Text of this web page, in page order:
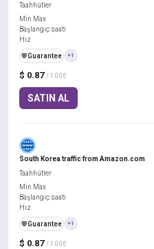
$ 0.87 / 1000
SATIN AL
Taahhütler
Min Max
Başlangıç saati
Hız
️🛡️Guarantee +1
South Korea traffic from Amazon.com
$ 0.87 / 1000
Taahhütler
Min Max
Başlangıç saati
Hız
️🛡️Guarantee +1